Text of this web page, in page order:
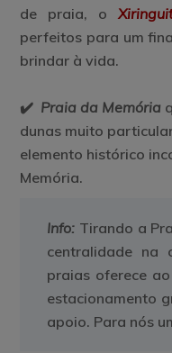
de praia, o
perfeitos para um
brindar à vida.
✔️ Praia da Memória
dunas muito
elemento histórico
Memória.
Info: Tirando a
centralidade na
praias oferece
estacionamento
apoio. Para nós